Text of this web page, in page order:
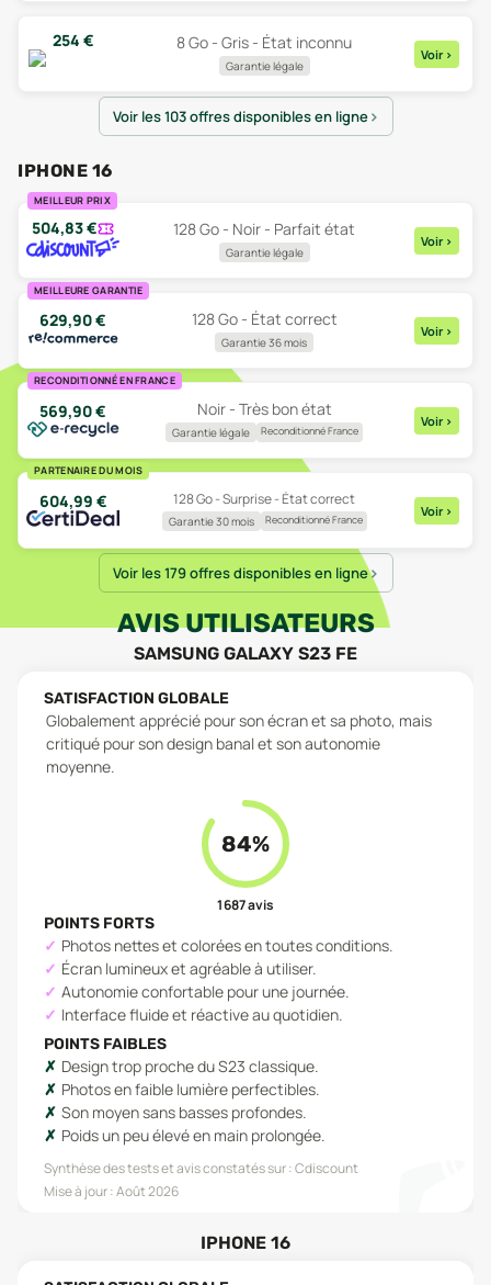
254 € 8 Go - Gris - État inconnu
Garantie légale
Voir >
Voir les 103 offres disponibles en ligne
IPHONE 16
MEILLEUR PRIX
504,83€ 128 Go - Noir - Parfait état
Garantie légale
Voir >
MEILLEURE GARANTIE
629,90€ 128 Go - État correct
Garantie 36 mois
Voir >
RECONDITIONNÉ EN FRANCE
569,90€ Noir - Très bon état
Garantie légale Reconditionné France
Voir >
PARTENAIRE DU MOIS
604,99 € 128 Go - Surprise - État correct
Garantie 30 mois Reconditionné France
Voir >
Voir les 179 offres disponibles en ligne
AVIS UTILISATEURS
SAMSUNG GALAXY S23 FE
SATISFACTION GLOBALE
Globalement apprécié pour son écran et sa photo, mais
critiqué pour son design banal et son autonomie
moyenne.
84%
1 687avis
POINTS FORTS
Photos nettes et colorées en toutes conditions.
Écran lumineux et agréable à utiliser.
Autonomie confortable pour une journée.
Interface fluide et réactive au quotidien.
POINTS FAIBLES
Design trop proche du S23 classique.
Photos en faible lumière perfectibles.
Son moyen sans basses profondes.
Poids un peu élevé en main prolongée.
Synthèse des tests et avis constatés sur :Cdiscount
Mise à jour :Août 2026
IPHONE 16